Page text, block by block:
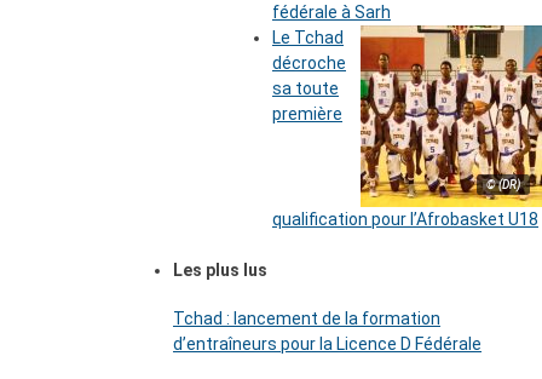
fédérale à Sarh
© (DR)
Le Tchad
décroche
sa toute
première
qualification pour l’Afrobasket U18
Les plus lus
Tchad : lancement de la formation
d’entraîneurs pour la Licence D Fédérale